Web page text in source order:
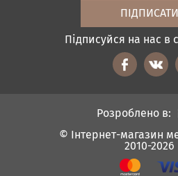
Підписуйся на нас в
© Інтернет-магазин
2010-2026
Розроблено в: